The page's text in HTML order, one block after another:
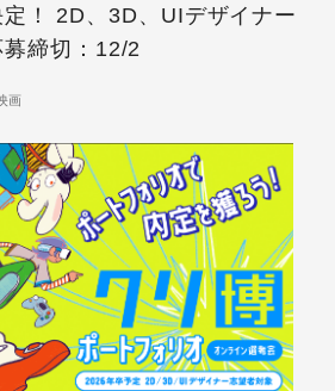
！ 2D、3D、UIデザイナー
締切：12/2
画